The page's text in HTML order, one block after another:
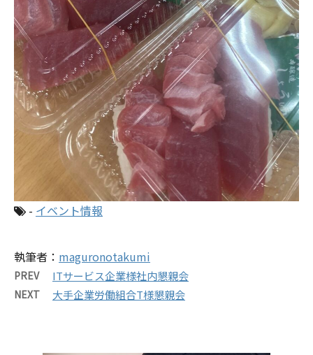
- イベント情報
執筆者： maguronotakumi
PREV ITサービス企業様社内懇親会
NEXT 大手企業労働組合T様懇親会